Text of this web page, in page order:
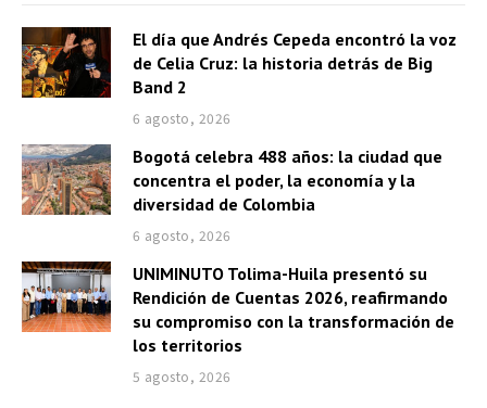
El día que Andrés Cepeda encontró la voz
de Celia Cruz: la historia detrás de Big
Band 2
6 agosto, 2026
Bogotá celebra 488 años: la ciudad que
concentra el poder, la economía y la
diversidad de Colombia
6 agosto, 2026
UNIMINUTO Tolima-Huila presentó su
Rendición de Cuentas 2026, reafirmando
su compromiso con la transformación de
los territorios
5 agosto, 2026